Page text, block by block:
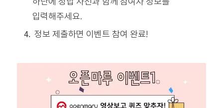
입력해주세요.
정보 제출하면 이벤트 참여 완료!